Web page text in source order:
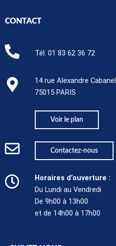
CONTACT
Tél:01 83 62 36 72
14 rue Alexandre Cabanel
75015 PARIS​
Voir le plan
Contactez-nous
Horaires d’ouverture :
Du Lundi au Vendredi
De 9h00 à 13h00
et de 14h00 à 17h00